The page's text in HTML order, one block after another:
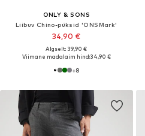
ONLY & SONS
Liibuv Chino-püksid 'ONSMark'
34,90 €
Algselt: 39,90 €
Viimane madalaim hind:34,90 €
+8